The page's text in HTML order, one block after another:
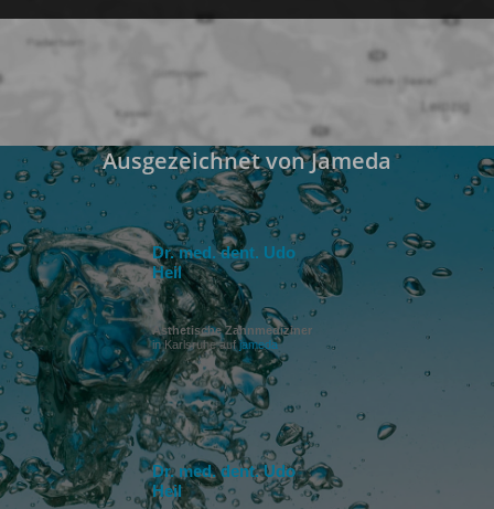
Ausgezeichnet von Jameda
Dr. med. dent. Udo
Heil
Ästhetische Zahnmediziner
in Karlsruhe aufjameda
Dr. med. dent. Udo
Heil